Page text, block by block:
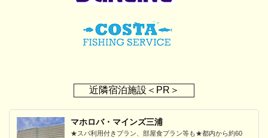
近隣宿泊施設＜PR＞
マホロバ・マインズ三浦
★スパ利用付きプラン、部屋食プラン等も★都内から約60